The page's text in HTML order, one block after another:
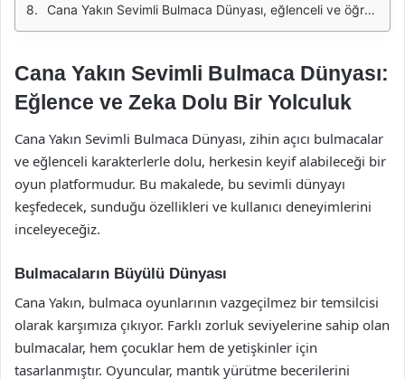
Cana Yakın Sevimli Bulmaca Dünyası, eğlenceli ve öğretici bir platform olarak herkesin ilgisini çekmeyi başarmaktadır. Zengin içerik çeşitliliği, kullanıcı dostu arayüzü ve sosyal etkileşim imkanlarıyla, bulmaca severlerin vazgeçilmezi haline gelmiştir. Bu platformda geçirilen zaman, hem eğlenceli hem de zihinsel olarak geliştirici bir deneyim sunar.
Cana Yakın Sevimli Bulmaca Dünyası:
Eğlence ve Zeka Dolu Bir Yolculuk
Cana Yakın Sevimli Bulmaca Dünyası, zihin açıcı bulmacalar
ve eğlenceli karakterlerle dolu, herkesin keyif alabileceği bir
oyun platformudur. Bu makalede, bu sevimli dünyayı
keşfedecek, sunduğu özellikleri ve kullanıcı deneyimlerini
inceleyeceğiz.
Bulmacaların Büyülü Dünyası
Cana Yakın, bulmaca oyunlarının vazgeçilmez bir temsilcisi
olarak karşımıza çıkıyor. Farklı zorluk seviyelerine sahip olan
bulmacalar, hem çocuklar hem de yetişkinler için
tasarlanmıştır. Oyuncular, mantık yürütme becerilerini